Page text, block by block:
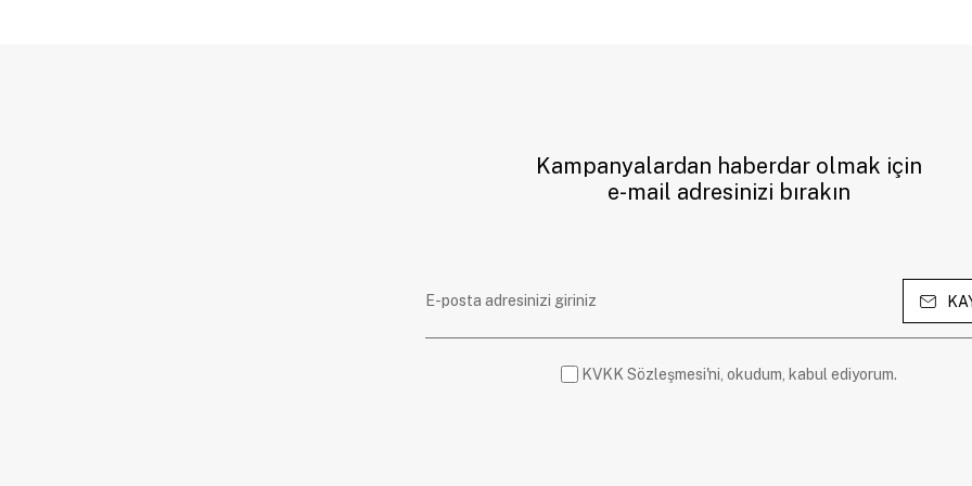
Kampanyalardan haberdar olmak için
e-mail adresinizi bırakın
KVKK Sözleşmesi'ni, okudum, kabul ediyorum.